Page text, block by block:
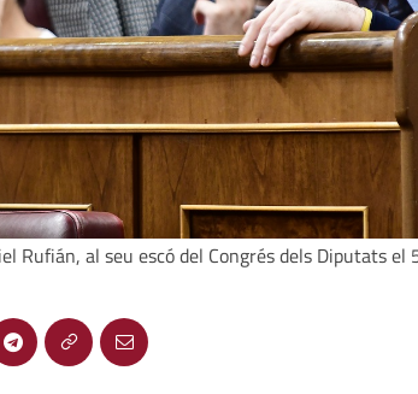
Rufián, al seu escó del Congrés dels Diputats el